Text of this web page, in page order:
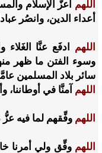
اللهم أعزَّ الإسلام
أعداء الدين، وانصُر
اللهم
ادفَع عنَّا الغَلاء
وسوء الفتن ما ظهر
سائر بلاد المسلمين
اللهم آمنَّا في
اللهم وفِّقهم لما فيه عزُّ
اللهموفِّق ولي أمرنا